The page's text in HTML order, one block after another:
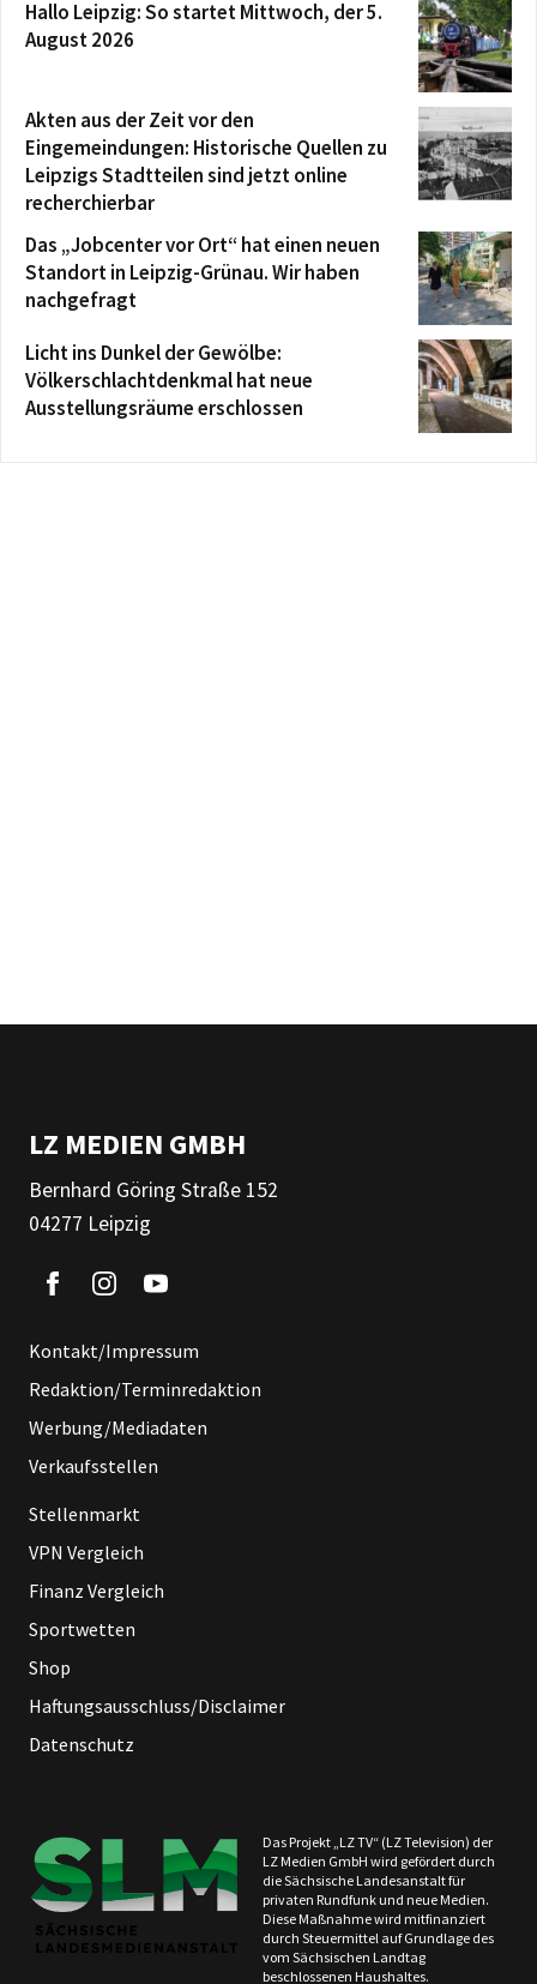
Hallo Leipzig: So startet Mittwoch, der 5.
August 2026
Akten aus der Zeit vor den
Eingemeindungen: Historische Quellen zu
Leipzigs Stadtteilen sind jetzt online
recherchierbar
Das „Jobcenter vor Ort“ hat einen neuen
Standort in Leipzig-Grünau. Wir haben
nachgefragt
Licht ins Dunkel der Gewölbe:
Völkerschlachtdenkmal hat neue
Ausstellungsräume erschlossen
LZ MEDIEN GMBH
Bernhard Göring Straße 152
04277 Leipzig
Kontakt/Impressum
Redaktion/Terminredaktion
Werbung/Mediadaten
Verkaufsstellen
Stellenmarkt
VPN Vergleich
Finanz Vergleich
Sportwetten
Shop
Haftungsausschluss/Disclaimer
Datenschutz
Das Projekt „LZ TV“ (LZ Television) der
LZ Medien GmbH wird gefördert durch
die Sächsische Landesanstalt für
privaten Rundfunk und neue Medien.
Diese Maßnahme wird mitfinanziert
durch Steuermittel auf Grundlage des
vom Sächsischen Landtag
beschlossenen Haushaltes.